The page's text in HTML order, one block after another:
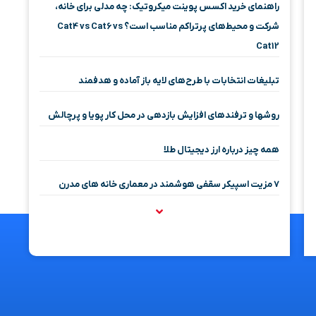
راهنمای خرید اکسس پوینت میکروتیک: چه مدلی برای خانه،
شرکت و محیط‌های پرتراکم مناسب است؟ Cat4 vs Cat6 vs
Cat12
تبلیغات انتخابات با طرح‌های لایه باز آماده و هدفمند
روشها و ترفندهای افزایش بازدهی در محل کار پویا و پرچالش
همه چیز درباره ارز دیجیتال طلا
۷ مزیت اسپیکر سقفی هوشمند در معماری خانه‌ های مدرن